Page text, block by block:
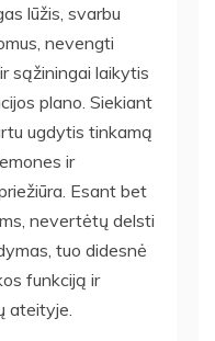
lūžis, svarbu
nevengti
sąžiningai laikytis
plano. Siekiant
ugdytis tinkamą
ir
Esant bet
nevertėtų delsti
tuo didesnė
funkciją ir
ateityje.